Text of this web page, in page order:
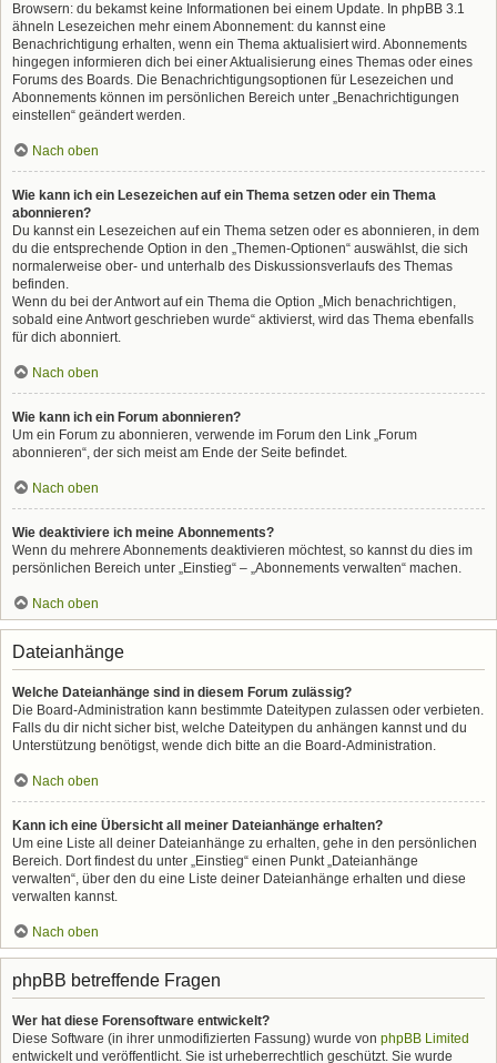
Browsern: du bekamst keine Informationen bei einem Update. In phpBB 3.1
ähneln Lesezeichen mehr einem Abonnement: du kannst eine
Benachrichtigung erhalten, wenn ein Thema aktualisiert wird. Abonnements
hingegen informieren dich bei einer Aktualisierung eines Themas oder eines
Forums des Boards. Die Benachrichtigungsoptionen für Lesezeichen und
Abonnements können im persönlichen Bereich unter „Benachrichtigungen
einstellen“ geändert werden.
Nach oben
Wie kann ich ein Lesezeichen auf ein Thema setzen oder ein Thema
abonnieren?
Du kannst ein Lesezeichen auf ein Thema setzen oder es abonnieren, in dem
du die entsprechende Option in den „Themen-Optionen“ auswählst, die sich
normalerweise ober- und unterhalb des Diskussionsverlaufs des Themas
befinden.
Wenn du bei der Antwort auf ein Thema die Option „Mich benachrichtigen,
sobald eine Antwort geschrieben wurde“ aktivierst, wird das Thema ebenfalls
für dich abonniert.
Nach oben
Wie kann ich ein Forum abonnieren?
Um ein Forum zu abonnieren, verwende im Forum den Link „Forum
abonnieren“, der sich meist am Ende der Seite befindet.
Nach oben
Wie deaktiviere ich meine Abonnements?
Wenn du mehrere Abonnements deaktivieren möchtest, so kannst du dies im
persönlichen Bereich unter „Einstieg“ – „Abonnements verwalten“ machen.
Nach oben
Dateianhänge
Welche Dateianhänge sind in diesem Forum zulässig?
Die Board-Administration kann bestimmte Dateitypen zulassen oder verbieten.
Falls du dir nicht sicher bist, welche Dateitypen du anhängen kannst und du
Unterstützung benötigst, wende dich bitte an die Board-Administration.
Nach oben
Kann ich eine Übersicht all meiner Dateianhänge erhalten?
Um eine Liste all deiner Dateianhänge zu erhalten, gehe in den persönlichen
Bereich. Dort findest du unter „Einstieg“ einen Punkt „Dateianhänge
verwalten“, über den du eine Liste deiner Dateianhänge erhalten und diese
verwalten kannst.
Nach oben
phpBB betreffende Fragen
Wer hat diese Forensoftware entwickelt?
Diese Software (in ihrer unmodifizierten Fassung) wurde von phpBB Limited
entwickelt und veröffentlicht. Sie ist urheberrechtlich geschützt. Sie wurde